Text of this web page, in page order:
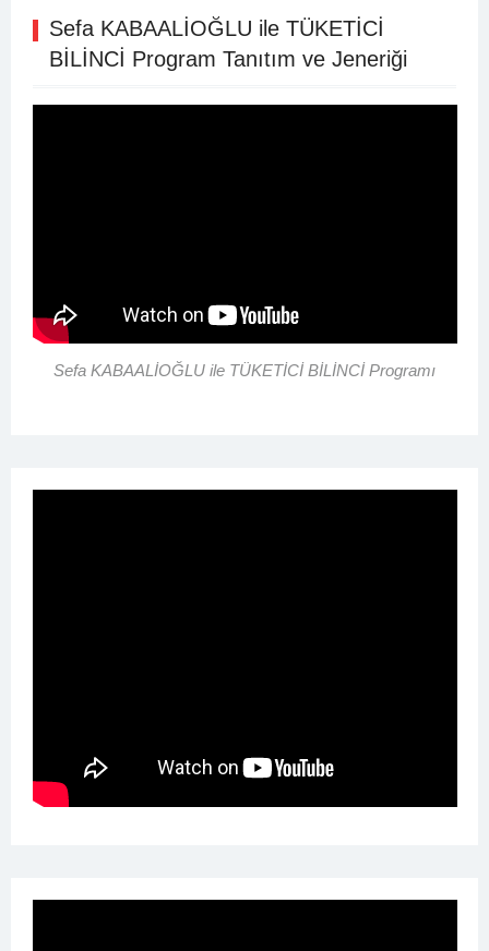
Sefa KABAALİOĞLU ile TÜKETİCİ
BİLİNCİ Program Tanıtım ve Jeneriği
Sefa KABAALİOĞLU ile TÜKETİCİ BİLİNCİ Programı